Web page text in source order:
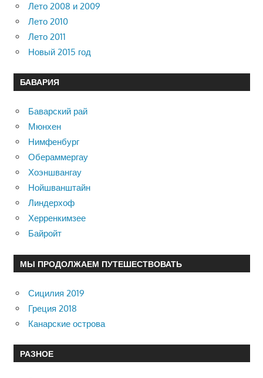
Лето 2008 и 2009
Лето 2010
Лето 2011
Новый 2015 год
БАВАРИЯ
Баварский рай
Мюнхен
Нимфенбург
Обераммергау
Хоэншвангау
Нойшванштайн
Линдерхоф
Херренкимзее
Байройт
МЫ ПРОДОЛЖАЕМ ПУТЕШЕСТВОВАТЬ
Сицилия 2019
Греция 2018
Канарские острова
РАЗНОЕ